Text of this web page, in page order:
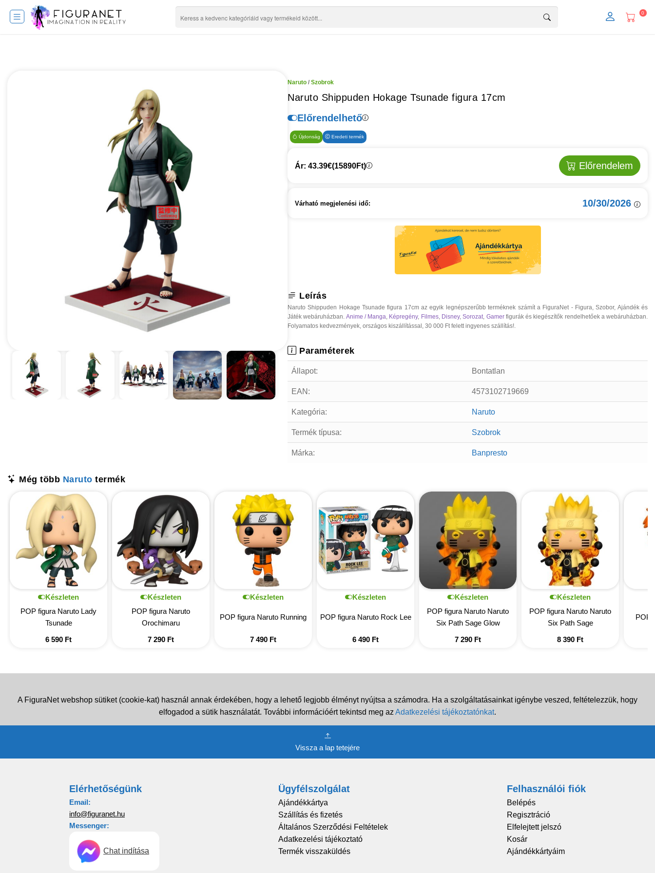
0
Naruto / Szobrok
Naruto Shippuden Hokage Tsunade figura 17cm
Előrendelhető
Újdonság Eredeti termék
Ár: 43.39€(15890Ft) Előrendelem
Várható megjelenési idő: 10/30/2026
Leírás
Naruto Shippuden Hokage Tsunade figura 17cm az egyik legnépszerűbb terméknek számít a FiguraNet - Figura, Szobor, Ajándék és
Játék webáruházban. Anime / Manga, Képregény, Filmes, Disney,Sorozat, Gamerfigurák és kiegészítők rendelhetőek a webáruházban.
Folyamatos kedvezmények, országos kiszállítással, 30 000 Ft felett ingyenes szállítás!.
Paraméterek
Állapot: Bontatlan
EAN: 4573102719669
Kategória: Naruto
Termék típusa: Szobrok
Márka: Banpresto
Még több Naruto termék
Készleten
POP figura Naruto Lady
Tsunade
6 590 Ft
Készleten
POP figura Naruto
Orochimaru
7 290 Ft
Készleten
POP figura Naruto Running
7 490 Ft
Készleten
POP figura Naruto Rock Lee
6 490 Ft
Készleten
POP figura Naruto Naruto
Six Path Sage Glow
7 290 Ft
Készleten
POP figura Naruto Naruto
Six Path Sage
8 390 Ft
POP
A FiguraNet webshop sütiket (cookie-kat) használ annak érdekében, hogy a lehető legjobb élményt nyújtsa a számodra. Ha a szolgáltatásainkat igénybe veszed, feltételezzük, hogy
elfogadod a sütik használatát. További információért tekintsd meg az Adatkezelési tájékoztatónkat.
Vissza a lap tetejére
Elérhetőségünk
Email:
info@figuranet.hu
Messenger:
Chat indítása
Ügyfélszolgálat
Ajándékkártya
Szállítás és fizetés
Általános Szerződési Feltételek
Adatkezelési tájékoztató
Termék visszaküldés
Felhasználói fiók
Belépés
Regisztráció
Elfelejtett jelszó
Kosár
Ajándékkártyáim